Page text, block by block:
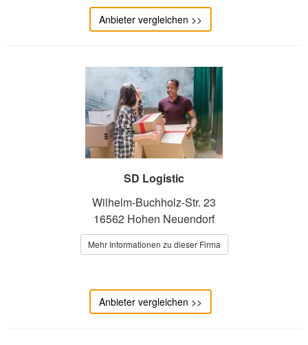
Anbieter vergleichen >>
SD Logistic
Wilhelm-Buchholz-Str. 23
16562 Hohen Neuendorf
Mehr Informationen zu dieser Firma
Anbieter vergleichen >>